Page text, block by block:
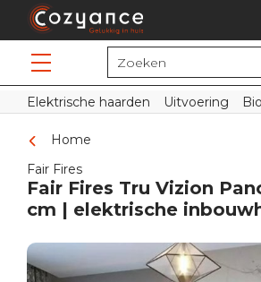
Elektrische haarden Uitvoering
Home
Fair Fires
Fair Fires Tru Vizion
cm | elektrische